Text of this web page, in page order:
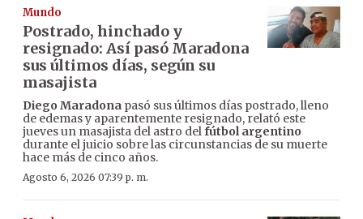
Mundo
Postrado, hinchado y
resignado: Así pasó Maradona
sus últimos días, según su
masajista
Diego Maradona pasó sus últimos días postrado, lleno
de edemas y aparentemente resignado, relató este
jueves un masajista del astro delfútbol argentino
durante el juicio sobre las circunstancias de su muerte
hace más de cinco años.
Agosto 6, 2026 07:39 p. m.